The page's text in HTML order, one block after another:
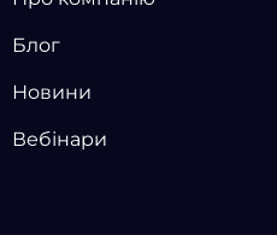
Блог
Новини
Вебінари